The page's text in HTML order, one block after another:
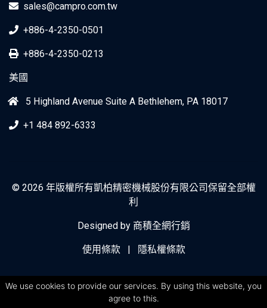
sales@campro.com.tw
+886-4-2350-0501
+886-4-2350-0213
美國
5 Highland Avenue Suite A Bethlehem, PA 18017
+1 484 892-6333
© 2026 年版權所有凱柏精密機械股份有限公司保留全部權
利
Designed by 商積全網行銷
使用條款 | 隱私權條款
We use cookies to provide our services. By using this website, you
agree to this.